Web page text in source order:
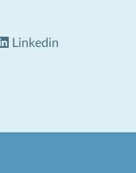
Linkedin